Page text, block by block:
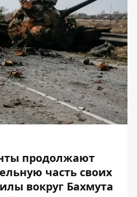
продолжают
часть своих
вокруг Бахмута